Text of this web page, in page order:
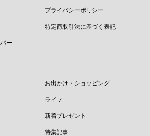
プライバシーポリシー
特定商取引法に基づく表記
ー
お出かけ・ショッピング
ライフ
新着プレゼント
特集記事